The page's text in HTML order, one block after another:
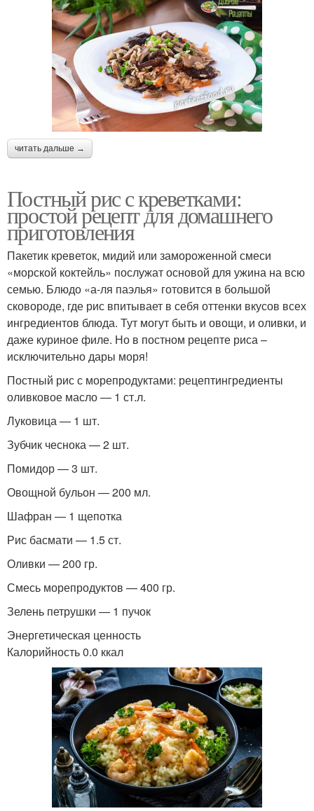
читать дальше →
Постный рис с креветками:
простой рецепт для домашнего
приготовления
Пакетик креветок, мидий или замороженной смеси
«морской коктейль» послужат основой для ужина на всю
семью. Блюдо «а-ля паэлья» готовится в большой
сковороде, где рис впитывает в себя оттенки вкусов всех
ингредиентов блюда. Тут могут быть и овощи, и оливки, и
даже куриное филе. Но в постном рецепте риса –
исключительно дары моря!
Постный рис с морепродуктами: рецептингредиенты
оливковое масло — 1 ст.л.
Луковица — 1 шт.
Зубчик чеснока — 2 шт.
Помидор — 3 шт.
Овощной бульон — 200 мл.
Шафран — 1 щепотка
Рис басмати — 1.5 ст.
Оливки — 200 гр.
Смесь морепродуктов — 400 гр.
Зелень петрушки — 1 пучок
Энергетическая ценность
Калорийность 0.0 ккал